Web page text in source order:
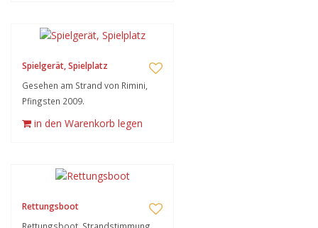
Spielgerät, Spielplatz
Gesehen am Strand von Rimini,
Pfingsten 2009.
in den Warenkorb legen
Rettungsboot